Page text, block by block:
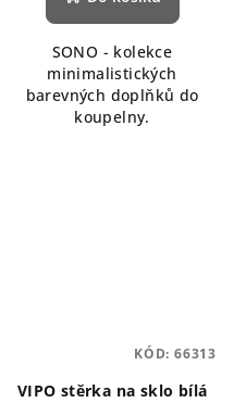
SONO - kolekce
minimalistických
barevných doplňků do
koupelny.
VIPO stěrka na sklo bílá
KÓD: 66313